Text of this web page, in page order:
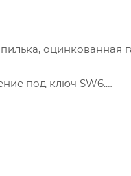
оцинкованная
под ключ SW6.